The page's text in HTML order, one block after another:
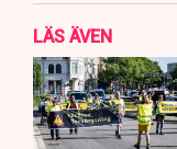
LÄS ÄVEN